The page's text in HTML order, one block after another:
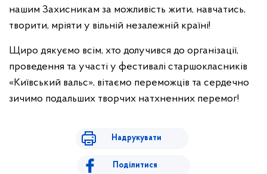
нашим Захисникам за можливість жити, навчатись,
творити, мріяти у вільній незалежній країні!
Щиро дякуємо всім, хто долучився до організації,
проведення та участі у фестивалі старшокласників
«Київський вальс», вітаємо переможців та сердечно
зичимо подальших творчих натхненних перемог!
Надрукувати
Поділитися